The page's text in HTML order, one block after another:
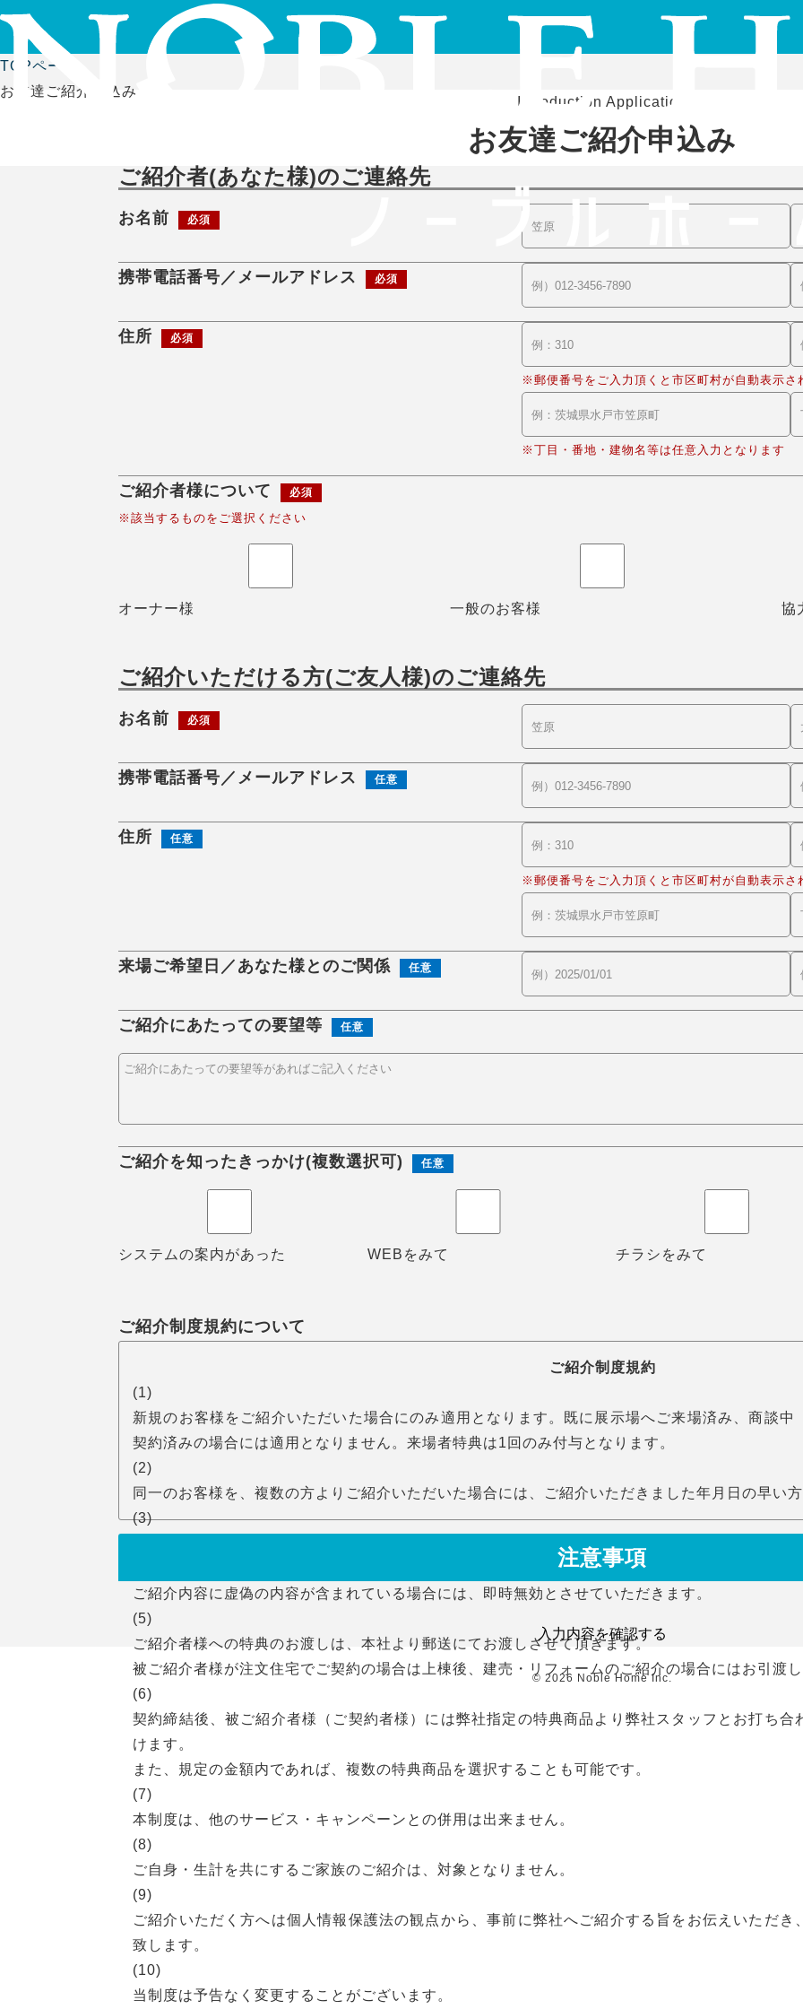
TOPページ
お友達ご紹介申込み
Introduction Application
お友達ご紹介申込み
ご紹介者(あなた様)のご連絡先
お名前 必須
携帯電話番号／メールアドレス 必須
住所 必須
※郵便番号をご入力頂くと市区町村が自動表示さ
※丁目・番地・建物名等は任意入力となります
ご紹介者様について 必須
※該当するものをご選択ください
オーナー様 一般のお客様 協
ご紹介いただける方(ご友人様)のご連絡先
お名前 必須
携帯電話番号／メールアドレス 任意
住所 任意
※郵便番号をご入力頂くと市区町村が自動表示さ
来場ご希望日／あなた様とのご関係 任意
ご紹介にあたっての要望等 任意
ご紹介を知ったきっかけ(複数選択可) 任意
システムの案内があった WEBをみて チラシをみて
ご紹介制度規約について
ご紹介制度規約
(1)
新規のお客様をご紹介いただいた場合にのみ適用となります。既に展示場へご来場済み、商談
契約済みの場合には適用となりません。来場者特典は1回のみ付与となります。
(2)
同一のお客様を、複数の方よりご紹介いただいた場合には、ご紹介いただきました年月日の早い
(3)
ご紹介者様が同時に複数いらっしゃった場合には、規定のご紹介料を按分してお支払いいたしま
ご紹介内容に虚偽の内容が含まれている場合には、即時無効とさせていただきます。
(5)
ご紹介者様への特典のお渡しは、本社より郵送にてお渡しさせて頂きます。
被ご紹介者様が注文住宅でご契約の場合は上棟後、建売・リフォームのご紹介の場合にはお引渡
(6)
契約締結後、被ご紹介者様（ご契約者様）には弊社指定の特典商品より弊社スタッフとお打ち
けます。
また、規定の金額内であれば、複数の特典商品を選択することも可能です。
(7)
本制度は、他のサービス・キャンペーンとの併用は出来ません。
(8)
ご自身・生計を共にするご家族のご紹介は、対象となりません。
(9)
ご紹介いただく方へは個人情報保護法の観点から、事前に弊社へご紹介する旨をお伝えいただ
致します。
(10)
当制度は予告なく変更することがございます。
注意事項
入力内容を確認する
© 2026 Noble Home Inc.